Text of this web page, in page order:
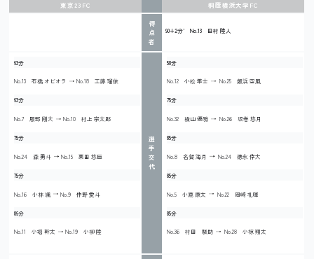
東京23FC
桐蔭横浜大学FC
得
点
者
90+2分’ No.13 田村 陸人
63分
No.13 石橋 オビオラ No.18 工藤 瑠依
63分
No.7 服部 剛大 No.10 村上 宗太郎
75分
No.24 森 勇斗 No.15 栗田 悠巨
75分
No.16 小林 颯 No.9 仲野 愛斗
86分
No.11 小堀 幹太 No.19 小柳 陸
選
手
交
代
58分
No.12 小松 隼士 No.25 飯浜 空風
75分
No.32 横山 優雅 No.26 坂巻 悠月
85分
No.8 名賀 海月 No.24 德永 倖大
85分
No.5 小漉 康太 No.22 岡崎 礼暉
85分
No.36 村田 駿助 No.28 小椋 翔太